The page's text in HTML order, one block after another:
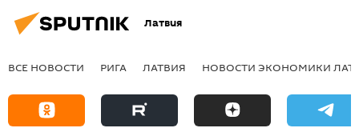
Латвия
ВСЕ НОВОСТИ РИГА ЛАТВИЯ НОВОСТИ ЭКОНОМИКИ